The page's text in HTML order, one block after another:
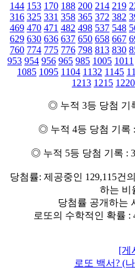
144 153 170 188 200 214 219
316 325 331 358 365 372 382
469 470 471 482 498 537 548
629 630 636 637 650 658 667
760 774 775 776 798 813 830
953 954 956 965 985 1005 1011
1085 1095 1104 1132 1145
1213 1215 1220
◎ 누적 3등 당첨 기
◎ 누적 4등 당첨 기록 :
◎ 누적 5등 당첨 기록 :
당첨률: 제공중인 129,115건
하는 비
당첨률 공개하는
로또의 수학적인 확률 :
[게
로또 백서? (